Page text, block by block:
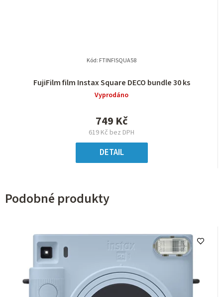
FujiFilm film Instax Square DECO bundle 30 ks
Vyprodáno
619 Kč bez DPH
749 Kč
DETAIL
Kód: FTINFISQUA58
Podobné produkty